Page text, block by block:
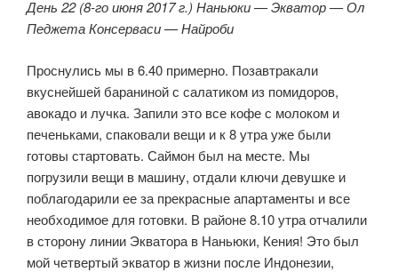
День 22 (8-го июня 2017 г.) Наньюки — Экватор — Ол
Педжета Консерваси — Найроби
Проснулись мы в 6.40 примерно. Позавтракали
вкуснейшей бараниной с салатиком из помидоров,
авокадо и лучка. Запили это все кофе с молоком и
печеньками, спаковали вещи и к 8 утра уже были
готовы стартовать. Саймон был на месте. Мы
погрузили вещи в машину, отдали ключи девушке и
поблагодарили ее за прекрасные апартаменты и все
необходимое для готовки. В районе 8.10 утра отчалили
в сторону линии Экватора в Наньюки, Кения! Это был
мой четвертый экватор в жизни после Индонезии,